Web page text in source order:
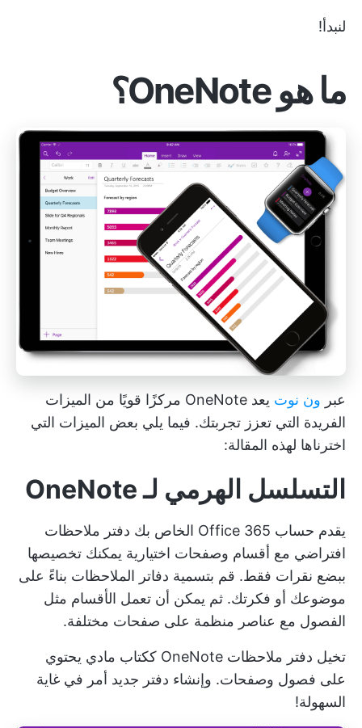
لنبدأ!
ما هو OneNote؟
عبر ون نوت
يعد OneNote مركزًا قويًا من الميزات
الفريدة التي تعزز تجربتك. فيما يلي بعض الميزات التي
اخترناها لهذه المقالة:
التسلسل الهرمي لـ OneNote
يقدم حساب Office 365 الخاص بك دفتر ملاحظات
افتراضي مع أقسام وصفحات اختيارية يمكنك تخصيصها
ببضع نقرات فقط. قم بتسمية دفاتر الملاحظات بناءً على
موضوعك أو فكرتك. ثم يمكن أن تعمل الأقسام مثل
الفصول مع عناصر منظمة على صفحات مختلفة.
تخيل دفتر ملاحظات OneNote ككتاب مادي يحتوي
على فصول وصفحات. وإنشاء دفتر جديد أمر في غاية
السهولة!